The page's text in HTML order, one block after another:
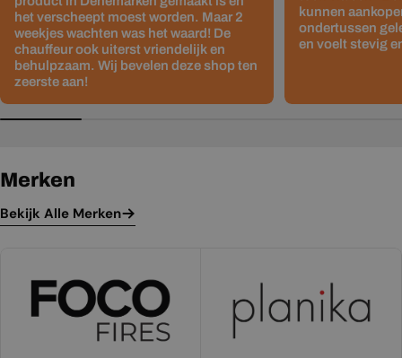
het verscheept moest worden. Maar 2
weekjes wachten was het waard! De
chauffeur ook uiterst vriendelijk en
behulpzaam. Wij bevelen deze shop ten
zeerste aan!
kunnen
ondertussen
en voelt stevig
Merken
Bekijk Alle Merken